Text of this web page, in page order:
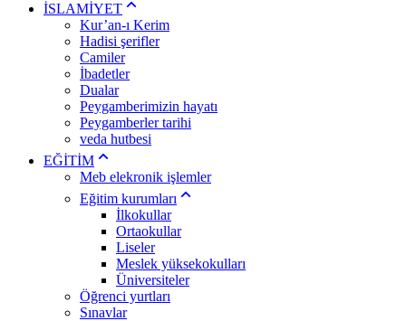
İSLAMİYET
Kur’an-ı Kerim
Hadisi şerifler
Camiler
İbadetler
Dualar
Peygamberimizin hayatı
Peygamberler tarihi
veda hutbesi
EĞİTİM
Meb elekronik işlemler
Eğitim kurumları
İlkokullar
Ortaokullar
Liseler
Meslek yüksekokulları
Üniversiteler
Öğrenci yurtları
Sınavlar